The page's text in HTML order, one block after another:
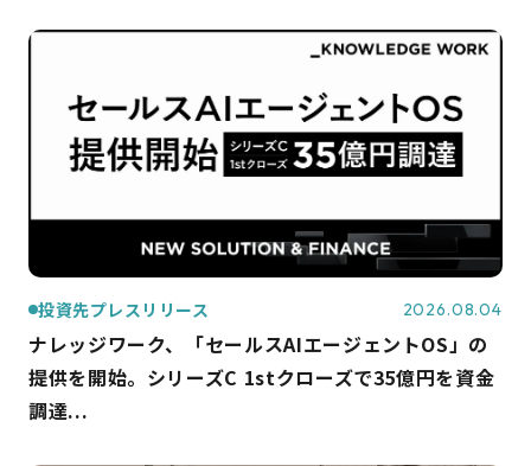
投資先プレスリリース 2026.08.04
ナレッジワーク、「セールスAIエージェントOS」の
提供を開始。シリーズC 1stクローズで35億円を資金
調達...